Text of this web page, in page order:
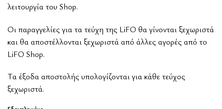
λειτουργία του Shop.
Οι παραγγελίες για τα τεύχη της LiFO θα γίνονται ξεχωριστά
και θα αποστέλλονται ξεχωριστά από άλλες αγορές από το
LiFO Shop.
Tα έξοδα αποστολής υπολογίζονται για κάθε τεύχος
ξεχωριστά.